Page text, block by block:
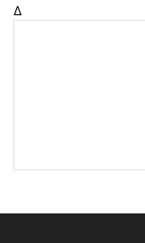
Δ